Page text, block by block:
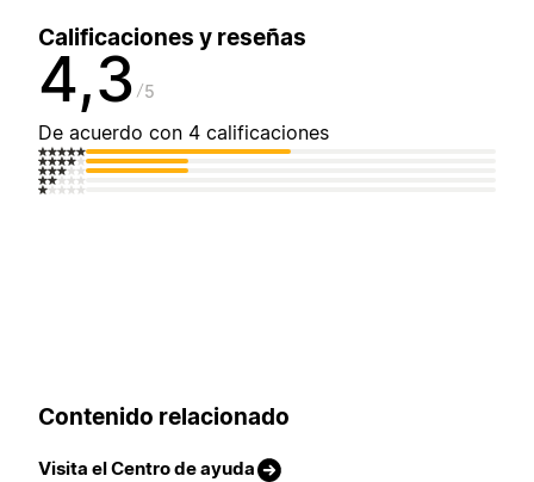
Calificaciones y reseñas
4,3 5
De acuerdo con 4 calificaciones
Contenido relacionado
Visita el Centro de ayuda